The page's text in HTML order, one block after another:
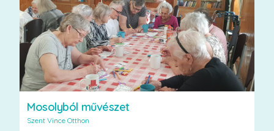
Mosolyból művészet
Szent Vince Otthon